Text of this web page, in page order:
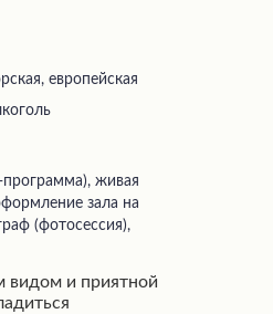
европейская
зала на
(фотосессия),
видом и приятной